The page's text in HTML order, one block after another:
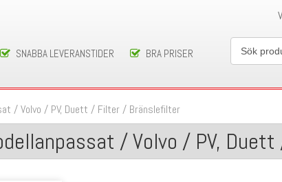
SNABBA LEVERANSTIDER BRA PRISER
/Volvo / PV, Duett / Filter / Bränslefilter
/ Volvo / PV,